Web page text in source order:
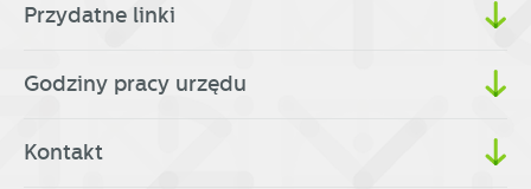
Przydatne linki
Godziny pracy urzędu
Kontakt